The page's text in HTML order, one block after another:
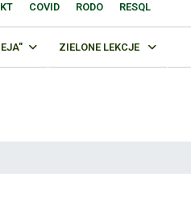
COVID RODO RESQL
ZIELONE LEKCJE